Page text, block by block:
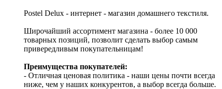
Postel Delux - интернет - магазин домашнего текстиля.
Широчайший ассортимент магазина - более 10 000
товарных позиций, позволит сделать выбор самым
привередливым покупательницам!
Преимущества покупателей:
- Отличная ценовая политика - наши цены почти всегда
ниже, чем у наших конкурентов, а выбор всегда больше.